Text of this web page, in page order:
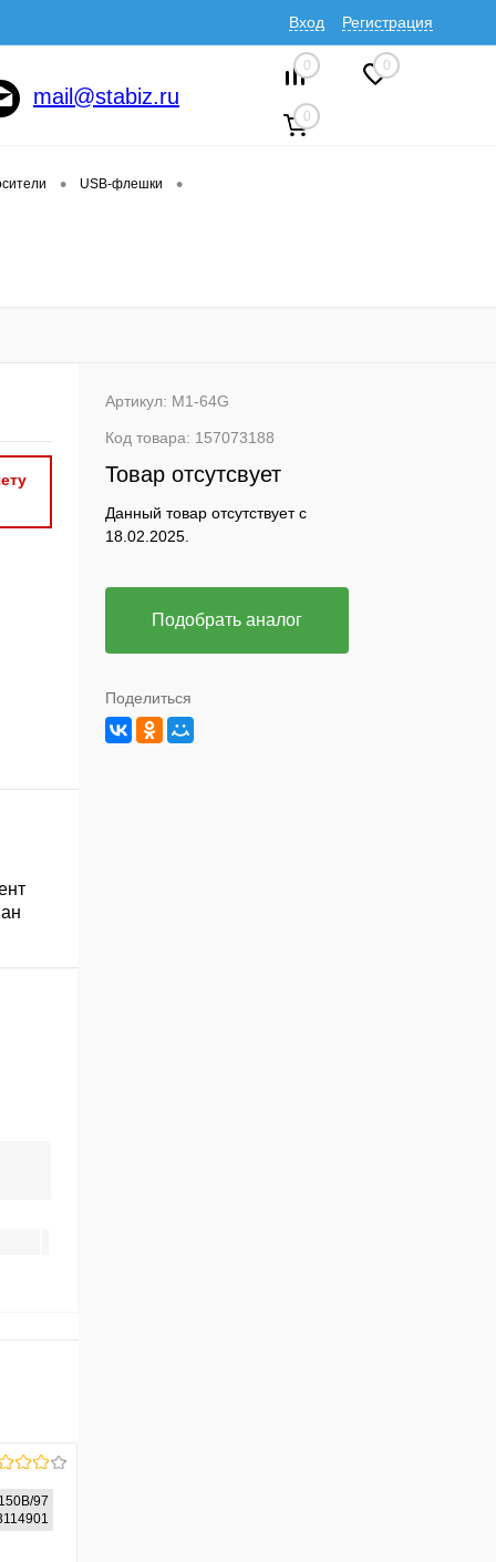
Вход Регистрация
mail@stabiz.ru
0 0
0
• USB-флешки •
97
Артикул: M1-64G
Код товара: 157073188
Товар отсутсвует
Данный товар отсутствует с
18.02.2025.
Подобрать аналог
Поделиться